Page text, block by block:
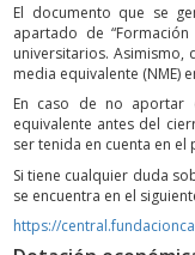
El documento que se
apartado de
universitarios.
media equivalente (NME)
En caso de no aportar
equivalente antes del
ser tenida en cuenta en el
Si tiene cualquier duda
se encuentra en el
https://